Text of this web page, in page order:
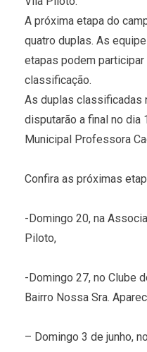
A próxima etapa do
quatro duplas. As
etapas podem
classificação.
As duplas classificadas
disputarão a final no dia
Municipal Professora
Confira as próximas
-Domingo 20, na
Piloto,
-Domingo 27, no Clube
Bairro Nossa Sra.
– Domingo 3 de junho,